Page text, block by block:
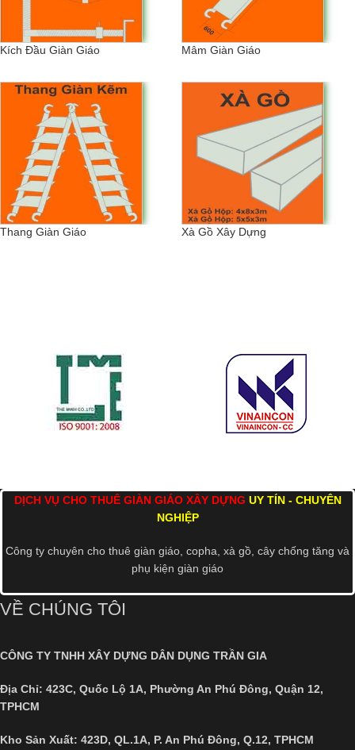
Kích Đầu Giàn Giáo Mâm Giàn Giáo
Thang Giàn Giáo Xà Gồ Xây Dựng
DỊCH VỤ CHO THUÊ GIÀN GIÁO XÂY DỰNG UY TÍN - CHUYÊN
NGHIỆP
Công ty chuyên cho thuê giàn giáo, copha, xà gồ, cây chống tăng và
phụ kiện giàn giáo
VỀ CHÚNG TÔI
CÔNG TY TNHH XÂY DỰNG DÂN DỤNG TRẦN GIA
Địa Chỉ: 423C, Quốc Lộ 1A, Phường An Phú Đông, Quận 12,
TPHCM
Kho Sản Xuất: 423D, QL.1A, P. An Phú Đông, Q.12, TPHCM